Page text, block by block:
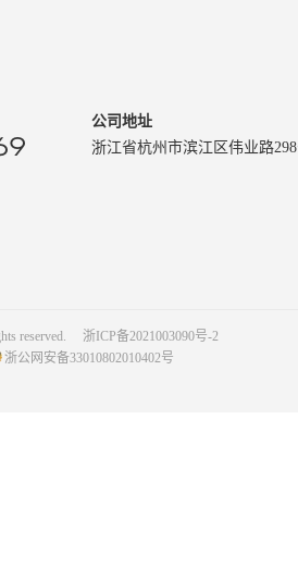
公司地址
浙江省杭州市滨江区伟业路
reserved.
浙ICP备2021003090号-2
浙公网安备33010802010402号